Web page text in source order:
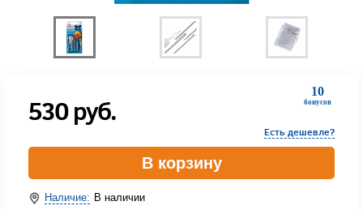
10
бонусов
530руб.
Есть дешевле?
В корзину
Наличие: В наличии